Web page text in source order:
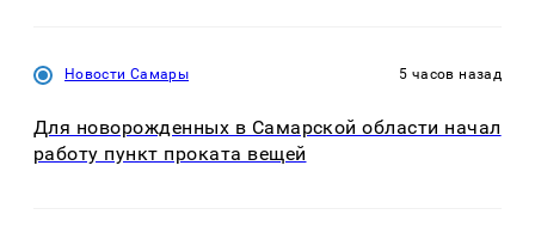
Новости Самары 5 часов назад
Для новорожденных в Самарской области начал
работу пункт проката вещей